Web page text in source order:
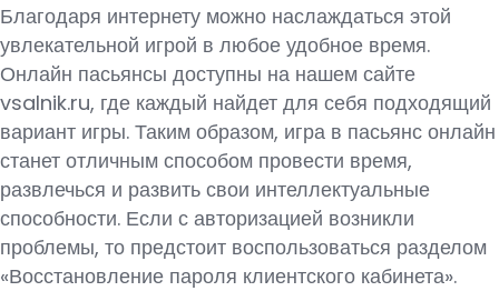
Благодаря интернету можно наслаждаться этой
увлекательной игрой в любое удобное время.
Онлайн пасьянсы доступны на нашем сайте
vsalnik.ru, где каждый найдет для себя подходящий
вариант игры. Таким образом, игра в пасьянс онлайн
станет отличным способом провести время,
развлечься и развить свои интеллектуальные
способности. Если с авторизацией возникли
проблемы, то предстоит воспользоваться разделом
«Восстановление пароля клиентского кабинета».